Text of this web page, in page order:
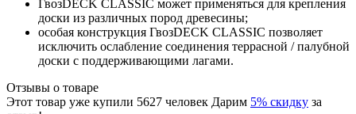
ГвозDECK CLASSIC может применяться для крепления
доски из различных пород древесины;
особая конструкция ГвозDECK CLASSIC позволяет
исключить ослабление соединения террасной / палубной
доски с поддерживающими лагами.
Отзывы о товаре
Этот товар уже купили 5627 человек Дарим 5% скидку за